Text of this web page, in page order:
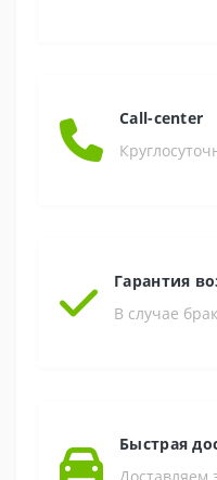
Call-center
Гарантия
В случае
Быстрая